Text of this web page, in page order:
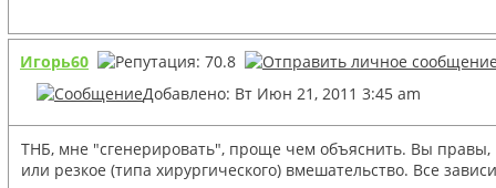
Игорь60
Добавлено: Вт Июн 21, 2011 3:45 am
ТНБ, мне "сгенерировать", проще чем объяснить. Вы правы,
или резкое (типа хирургического) вмешательство. Все